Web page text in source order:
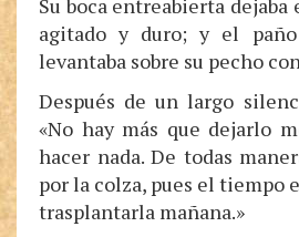
Su boca entreabierta dejaba
agitado y duro; y el
levantaba sobre su pecho
Después de un largo
«No hay más que dejarlo
hacer nada. De todas
por la colza, pues el tiempo
trasplantarla mañana.»